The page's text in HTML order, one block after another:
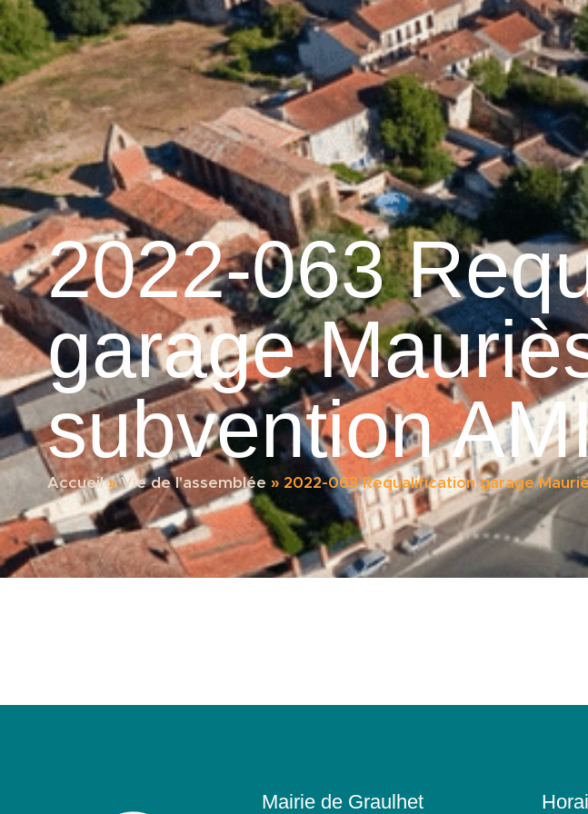
principal
Graulhet et le cuir Accueil Découvrir Graulhet Vie
2022-063
garage
subvention
Accueil»Vie de l'assemblée » 2022-063 Requalification garage
Mairie de Graulhet